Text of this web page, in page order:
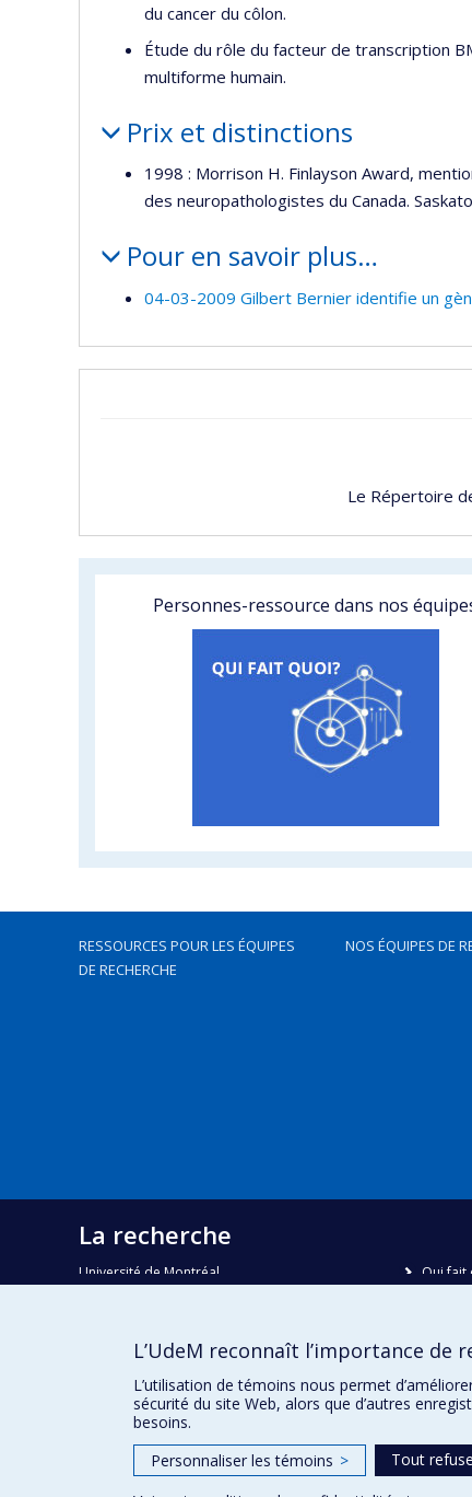
du cancer du côlon.
Étude du rôle du facteur de transcription
multiforme humain.
Prix et distinctions
1998 : Morrison H. Finlayson Award,
des neuropathologistes du Canada.
Pour en savoir plus…
04-03-2009 Gilbert Bernier identifie un
Le Répertoire
Personnes-ressource dans nos
RESSOURCES POUR LES ÉQUIPES
DE RECHERCHE
NOS ÉQUIPES DE
La recherche
Université de Montréal
Courriel:recherche@umontreal.ca
Qui fait
Plan
L’UdeM reconnaît l’importance de
L’utilisation de témoins nous permet
sécurité du site Web, alors que d’autres
besoins.
Personnaliser les témoins > Tout